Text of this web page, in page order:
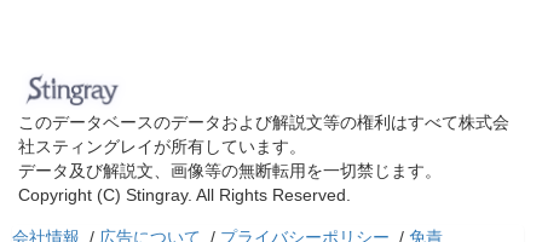
このデータベースのデータおよび解説文等の権利はすべて株式会
社スティングレイが所有しています。
データ及び解説文、画像等の無断転用を一切禁じます。
Copyright (C) Stingray. All Rights Reserved.
会社情報 / 広告について / プライバシーポリシー / 免責